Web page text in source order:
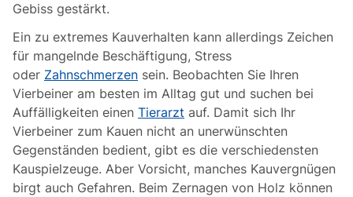
Gebiss gestärkt.
Ein zu extremes Kauverhalten kann allerdings Zeichen
für mangelnde Beschäftigung, Stress
oder Zahnschmerzen sein. Beobachten Sie Ihren
Vierbeiner am besten im Alltag gut und suchen bei
Auffälligkeiten einen Tierarzt auf. Damit sich Ihr
Vierbeiner zum Kauen nicht an unerwünschten
Gegenständen bedient, gibt es die verschiedensten
Kauspielzeuge. Aber Vorsicht, manches Kauvergnügen
birgt auch Gefahren. Beim Zernagen von Holz können